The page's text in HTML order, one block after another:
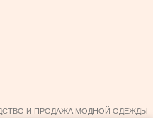
И ПРОДАЖА МОДНОЙ ОДЕЖДЫ